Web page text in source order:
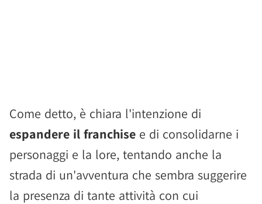
Come detto, è chiara l'intenzione di
espandere il franchise e di consolidarne i
personaggi e la lore, tentando anche la
strada di un'avventura che sembra suggerire
la presenza di tante attività con cui